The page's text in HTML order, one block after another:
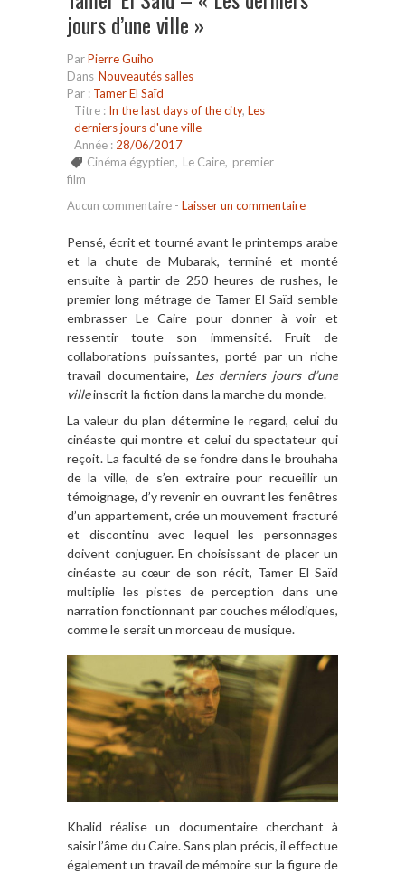
jours d’une ville »
ParPierre Guiho
Dans Nouveautés salles
Par : Tamer El Saïd
Titre : In the last days of the city, Les
derniers jours d'une ville
Année : 28/06/2017
Cinéma égyptien, Le Caire, premier
film
Aucun commentaire - Laisser un commentaire
Pensé, écrit et tourné avant le printemps arabe
et la chute de Mubarak, terminé et monté
ensuite à partir de 250 heures de rushes, le
premier long métrage de Tamer El Saïd semble
embrasser Le Caire pour donner à voir et
ressentir toute son immensité. Fruit de
collaborations puissantes, porté par un riche
travail documentaire, Les derniers jours d’une
villeinscrit la fiction dans la marche du monde.
La valeur du plan détermine le regard, celui du
cinéaste qui montre et celui du spectateur qui
reçoit. La faculté de se fondre dans le brouhaha
de la ville, de s’en extraire pour recueillir un
témoignage, d’y revenir en ouvrant les fenêtres
d’un appartement, crée un mouvement fracturé
et discontinu avec lequel les personnages
doivent conjuguer. En choisissant de placer un
cinéaste au cœur de son récit, Tamer El Saïd
multiplie les pistes de perception dans une
narration fonctionnant par couches mélodiques,
comme le serait un morceau de musique.
Khalid réalise un documentaire cherchant à
saisir l’âme du Caire. Sans plan précis, il effectue
également un travail de mémoire sur la figure de